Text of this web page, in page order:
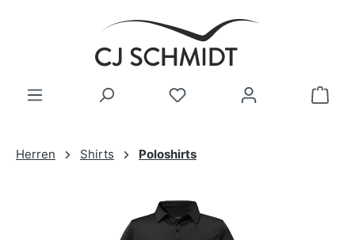
Zum Hauptinhalt springen
Herren Shirts Poloshirts
Bildergalerie überspringen